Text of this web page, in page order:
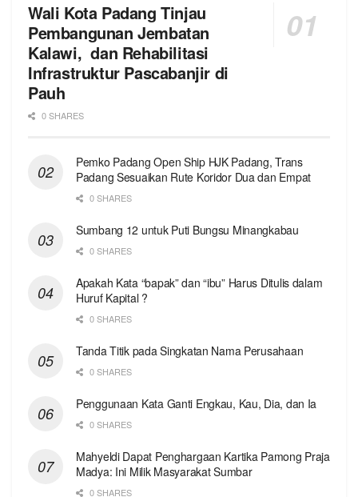
Wali Kota Padang Tinjau
Pembangunan Jembatan
Kalawi, dan Rehabilitasi
Infrastruktur Pascabanjir di
Pauh
0 SHARES
Pemko Padang Open Ship HJK Padang, Trans
Padang Sesuaikan Rute Koridor Dua dan Empat
0 SHARES
Sumbang 12 untuk Puti Bungsu Minangkabau
0 SHARES
Apakah Kata “bapak” dan “ibu” Harus Ditulis dalam
Huruf Kapital ?
0 SHARES
Tanda Titik pada Singkatan Nama Perusahaan
0 SHARES
Penggunaan Kata Ganti Engkau, Kau, Dia, dan Ia
0 SHARES
Mahyeldi Dapat Penghargaan Kartika Pamong Praja
Madya: Ini Milik Masyarakat Sumbar
0 SHARES